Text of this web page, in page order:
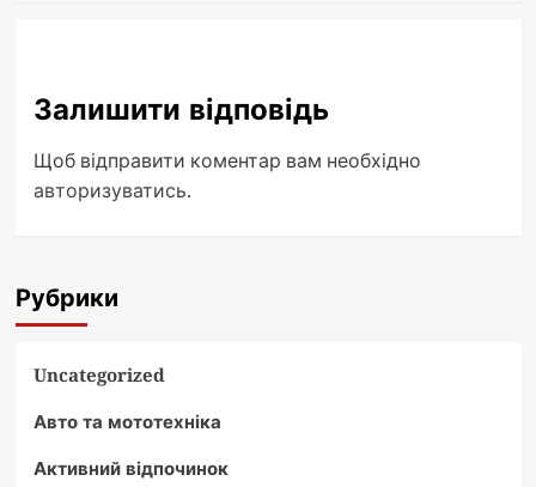
Залишити відповідь
Щоб відправити коментар вам необхідно
авторизуватись.
Рубрики
Uncategorized
Авто та мототехніка
Активний відпочинок